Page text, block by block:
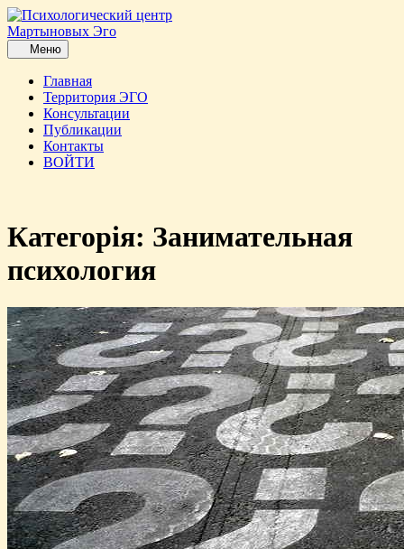
Перейти
до
вмістуМенюМеню
Главная
Территория ЭГО
Консультации
Публикации
Контакты
ВОЙТИ
Категорія: Занимательная
психология